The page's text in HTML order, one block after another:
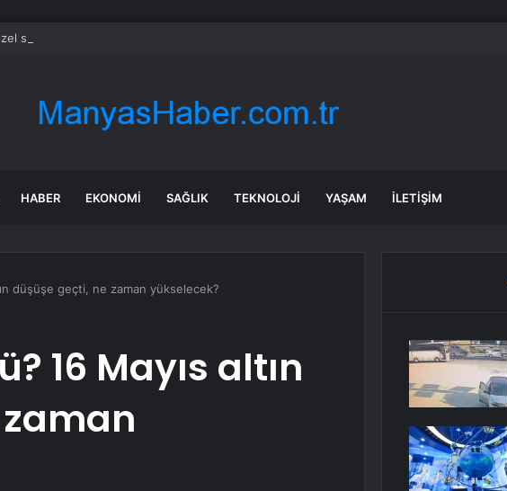
sektör uyduları yörüngede 1,5 saatte görüntü göndererek hız rekoru kırdı
HABER EKONOMI SAĞLIK TEKNOLOJI YAŞAM İLETIŞIM
düşüşe geçti, ne zaman yükselecek?
16 Mayıs altın